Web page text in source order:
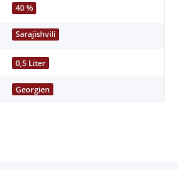
40 %
Sarajishvili
0,5 Liter
Georgien